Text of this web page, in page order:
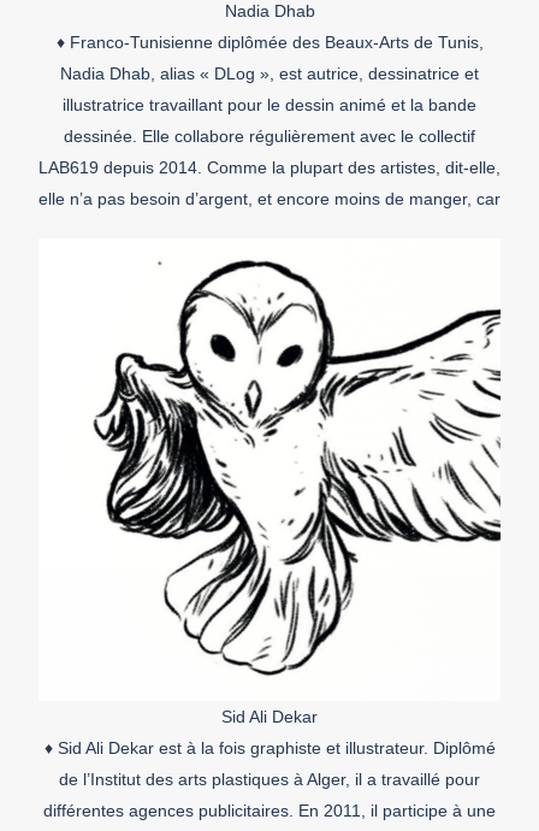
Nadia Dhab
♦ Franco-Tunisienne diplômée des Beaux-Arts de Tunis,
Nadia Dhab, alias « DLog », est autrice, dessinatrice et
illustratrice travaillant pour le dessin animé et la bande
dessinée. Elle collabore régulièrement avec le collectif
LAB619 depuis 2014. Comme la plupart des artistes, dit-elle,
elle n’a pas besoin d’argent, et encore moins de manger, car
Sid Ali Dekar
♦ Sid Ali Dekar est à la fois graphiste et illustrateur. Diplômé
de l’Institut des arts plastiques à Alger, il a travaillé pour
différentes agences publicitaires. En 2011, il participe à une